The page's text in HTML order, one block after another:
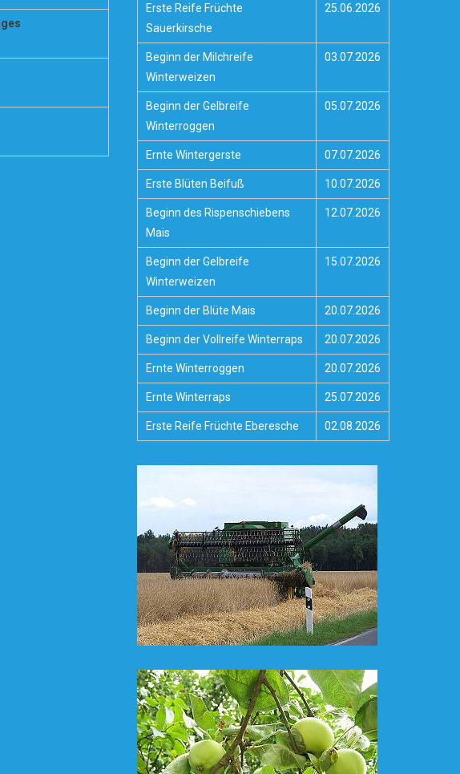
Erste Reife Früchte
Sauerkirsche
25.06.2026
Beginn der Milchreife
Winterweizen
03.07.2026
Beginn der Gelbreife
Winterroggen
05.07.2026
Ernte Wintergerste 07.07.2026
Erste Blüten Beifuß 10.07.2026
Beginn des Rispenschiebens
Mais
12.07.2026
Beginn der Gelbreife
Winterweizen
15.07.2026
Beginn der Blüte Mais 20.07.2026
Beginn der Vollreife Winterraps 20.07.2026
Ernte Winterroggen 20.07.2026
Ernte Winterraps 25.07.2026
Erste Reife Früchte Eberesche 02.08.2026